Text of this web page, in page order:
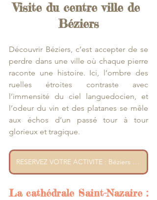
Visite du centre ville de
Béziers
Découvrir Béziers, c’est accepter de se
perdre dans une ville où chaque pierre
raconte une histoire. Ici, l’ombre des
ruelles étroites contraste avec
l’immensité du ciel languedocien, et
l’odeur du vin et des platanes se mêle
aux échos d’un passé tour à tour
glorieux et tragique.
RESERVEZ VOTRE ACTIVITE : Béziers - Promenade express avec un habitant
La cathédrale Saint-Nazaire :